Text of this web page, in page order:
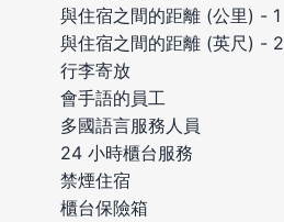
與住宿之間的距離 (公里) - 1
與住宿之間的距離 (英尺) -
行李寄放
會手語的員工
多國語言服務人員
24 小時櫃台服務
禁煙住宿
櫃台保險箱